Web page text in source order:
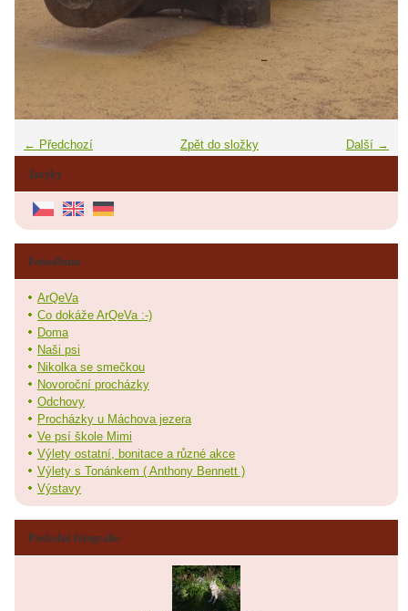
← Předchozí Další →
Zpět do složky
Jazyky
Fotoalbum
ArQeVa
Co dokáže ArQeVa :-)
Doma
Naši psi
Nikolka se smečkou
Novoroční procházky
Odchovy
Procházky u Máchova jezera
Ve psí škole Mimi
Výlety ostatní, bonitace a různé akce
Výlety s Tonánkem ( Anthony Bennett )
Výstavy
Poslední fotografie